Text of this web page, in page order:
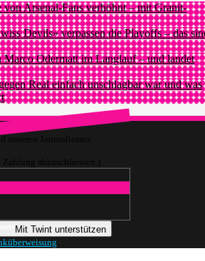
von Arsenal-Fans verhöhnt – mit Granit-
Devils» verpassen die Playoffs – das
Marco Odermatt im Langlauf – und landet
Real einfach unschlagbar war und was
unseren Journalismus
abzuschliessen.)
Mit Twint unterstützen